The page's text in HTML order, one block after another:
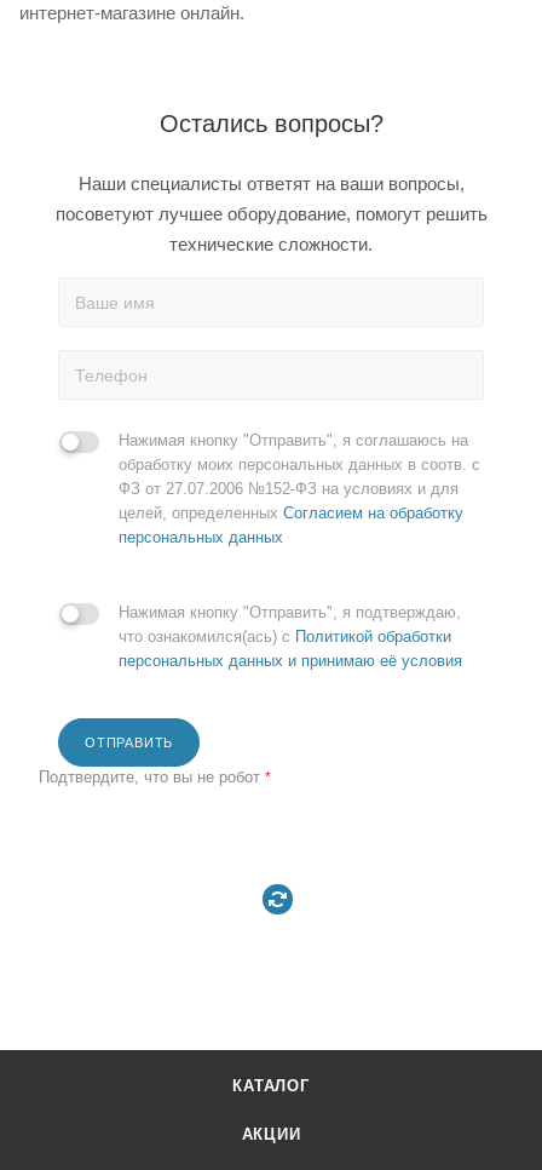
интернет-магазине онлайн.
Остались вопросы?
Наши специалисты ответят на ваши вопросы,
посоветуют лучшее оборудование, помогут решить
технические сложности.
Нажимая кнопку "Отправить", я соглашаюсь на
обработку моих персональных данных в соотв. с
ФЗ от 27.07.2006 №152-ФЗ на условиях и для
целей, определенных Согласием на обработку
персональных данных
Нажимая кнопку "Отправить", я подтверждаю,
что ознакомился(ась) с Политикой обработки
персональных данных и принимаю её условия
ОТПРАВИТЬ
Подтвердите, что вы не робот *
КАТАЛОГ
АКЦИИ